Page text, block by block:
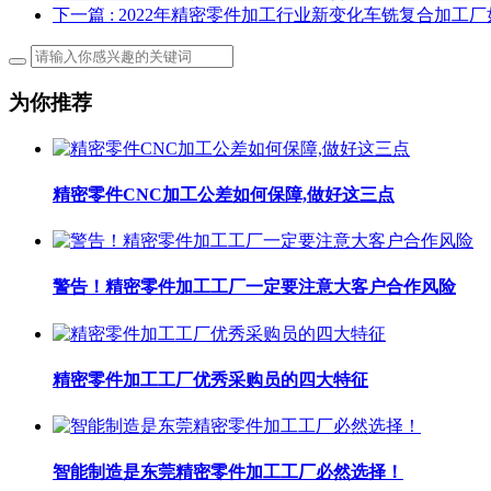
下一篇 : 2022年精密零件加工行业新变化车铣复合加工厂​
为你推荐
精密零件CNC加工公差如何保障,做好这三点
警告！精密零件加工工厂一定要注意大客户合作风险
精密零件加工工厂优秀采购员的四大特征
智能制造是东莞精密零件加工工厂​必然选择！